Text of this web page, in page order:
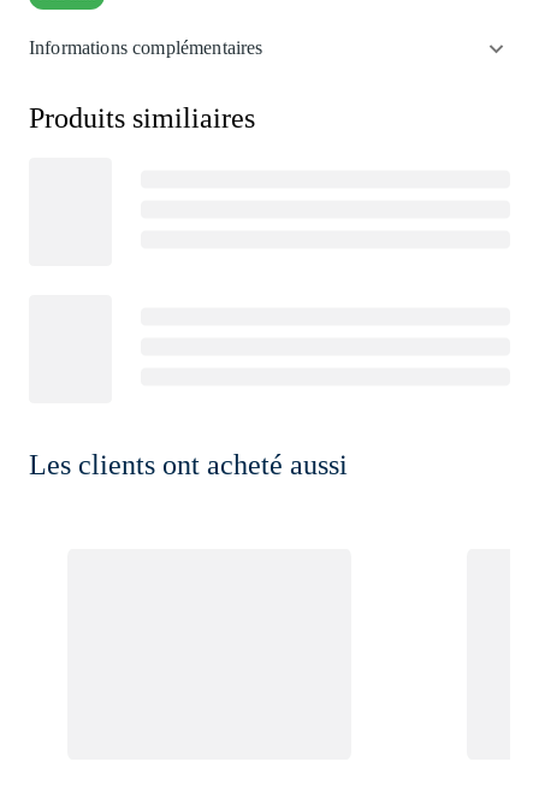
Informations complémentaires
Produits similiaires
Les clients ont acheté aussi